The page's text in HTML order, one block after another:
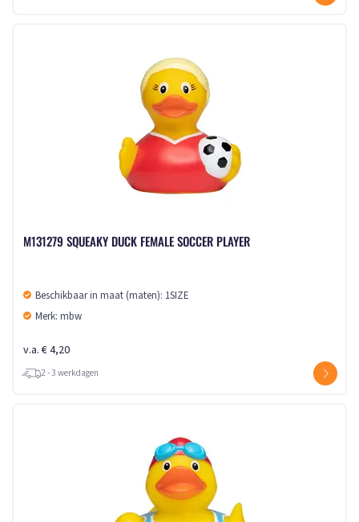
M131279 SQUEAKY DUCK FEMALE SOCCER PLAYER
Beschikbaar in maat (maten): 1SIZE
Merk: mbw
v.a. € 4,20
2 - 3 werkdagen